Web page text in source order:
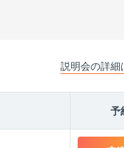
説明会の詳細
予